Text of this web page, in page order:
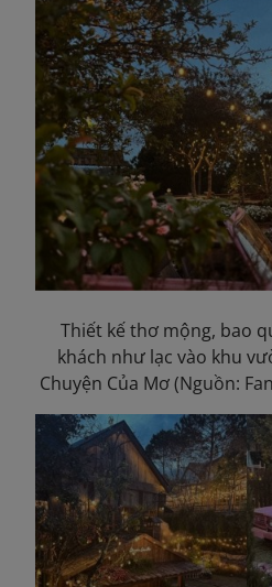
Thiết kế thơ mộng, bao
khách như lạc vào khu
Chuyện Của Mơ(Nguồn: